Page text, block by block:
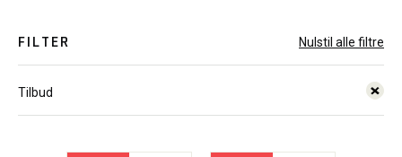
FILTER Nulstil alle filtre
Tilbud